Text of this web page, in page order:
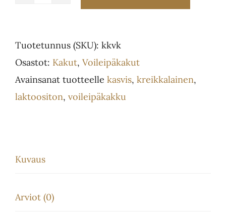
Tuotetunnus (SKU): kkvk
Osastot: Kakut, Voileipäkakut
Avainsanat tuotteelle kasvis, kreikkalainen,
laktoositon, voileipäkakku
Kuvaus
Arviot (0)